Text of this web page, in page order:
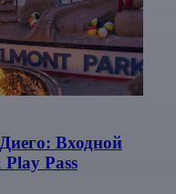
Входной
Pass